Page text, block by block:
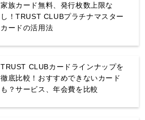
家族カード無料、発行枚数上限な
し！TRUST CLUBプラチナマスター
カードの活用法
TRUST CLUBカードラインナップを
徹底比較！おすすめできないカード
も？サービス、年会費を比較